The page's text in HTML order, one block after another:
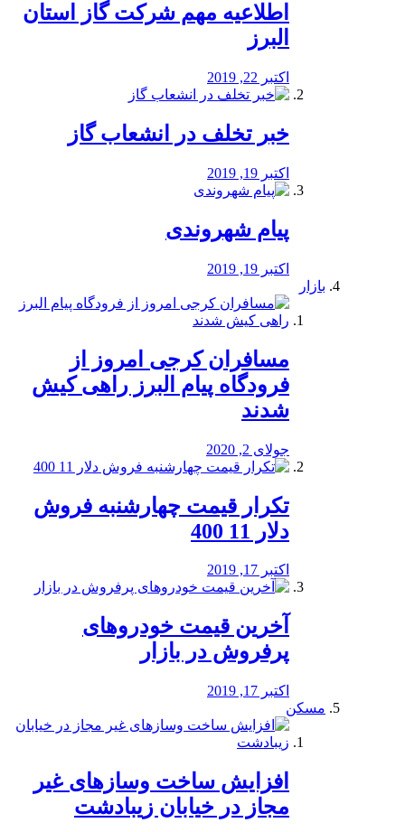
️اطلاعیه مهم شرکت گاز استان
البرز
اکتبر 22, 2019
خبر تخلف در انشعاب گاز
اکتبر 19, 2019
پیام شهروندی
اکتبر 19, 2019
بازار
مسافران کرجی امروز از
فرودگاه پیام البرز راهی کیش
شدند
جولای 2, 2020
تکرار قیمت چهارشنبه فروش
دلار 11 400
اکتبر 17, 2019
آخرین قیمت خودرو‌های
پرفروش در بازار
اکتبر 17, 2019
مسکن
افزایش ساخت وسازهای غیر
مجاز در خیابان زیبادشت